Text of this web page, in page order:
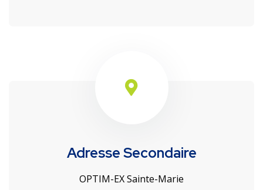
Adresse Secondaire
OPTIM-EX Sainte-Marie